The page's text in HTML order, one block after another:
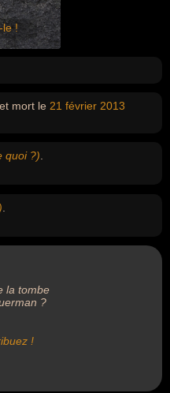
le !
et mort le 21 février 2013
quoi ?)
la tombe
?
!